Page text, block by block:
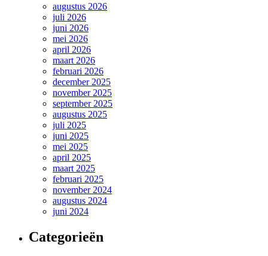
augustus 2026
juli 2026
juni 2026
mei 2026
april 2026
maart 2026
februari 2026
december 2025
november 2025
september 2025
augustus 2025
juli 2025
juni 2025
mei 2025
april 2025
maart 2025
februari 2025
november 2024
augustus 2024
juni 2024
Categorieën